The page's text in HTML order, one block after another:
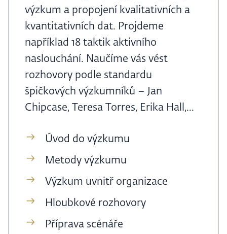
výzkum a propojení kvalitativních a
kvantitativních dat. Projdeme
například 18 taktik aktivního
naslouchání. Naučíme vás vést
rozhovory podle standardu
špičkových výzkumníků – Jan
Chipcase, Teresa Torres, Erika Hall,...
Úvod do výzkumu
Metody výzkumu
Výzkum uvnitř organizace
Hloubkové rozhovory
Příprava scénáře